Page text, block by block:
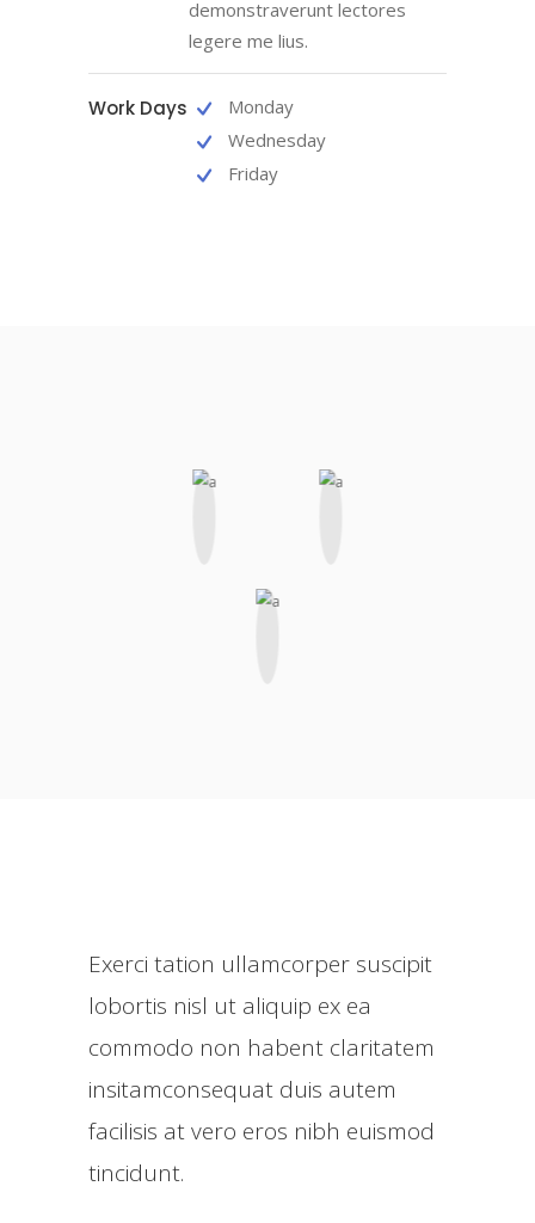
demonstraverunt lectores
legere me lius.
Work Days
Monday
Wednesday
Friday
Exerci tation ullamcorper suscipit
lobortis nisl ut aliquip ex ea
commodo non habent claritatem
insitamconsequat duis autem
facilisis at vero eros nibh euismod
tincidunt.